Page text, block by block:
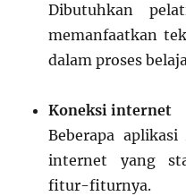
Dibutuhkan
memanfaatkan
dalam proses
Koneksi internet
Beberapa
internet yang
fitur-fiturnya.